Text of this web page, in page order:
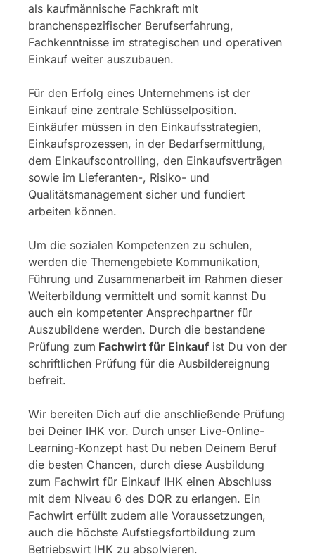
als kaufmännische Fachkraft mit
branchenspezifischer Berufserfahrung,
Fachkenntnisse im strategischen und operativen
Einkauf weiter auszubauen.
Für den Erfolg eines Unternehmens ist der
Einkauf eine zentrale Schlüsselposition.
Einkäufer müssen in den Einkaufsstrategien,
Einkaufsprozessen, in der Bedarfsermittlung,
dem Einkaufscontrolling, den Einkaufsverträgen
sowie im Lieferanten-, Risiko- und
Qualitätsmanagement sicher und fundiert
arbeiten können.
Um die sozialen Kompetenzen zu schulen,
werden die Themengebiete Kommunikation,
Führung und Zusammenarbeit im Rahmen dieser
Weiterbildung vermittelt und somit kannst Du
auch ein kompetenter Ansprechpartner für
Auszubildene werden. Durch die bestandene
Prüfung zum Fachwirt für Einkauf ist Du von der
schriftlichen Prüfung für die Ausbildereignung
befreit.
Wir bereiten Dich auf die anschließende Prüfung
bei Deiner IHK vor. Durch unser Live-Online-
Learning-Konzept hast Du neben Deinem Beruf
die besten Chancen, durch diese Ausbildung
zum Fachwirt für Einkauf IHK einen Abschluss
mit dem Niveau 6 des DQR zu erlangen. Ein
Fachwirt erfüllt zudem alle Voraussetzungen,
auch die höchste Aufstiegsfortbildung zum
Betriebswirt IHK zu absolvieren.